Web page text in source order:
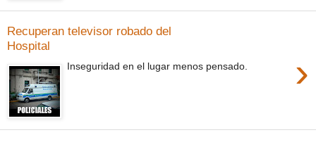
Recuperan televisor robado del
Hospital
›
Inseguridad en el lugar menos pensado.